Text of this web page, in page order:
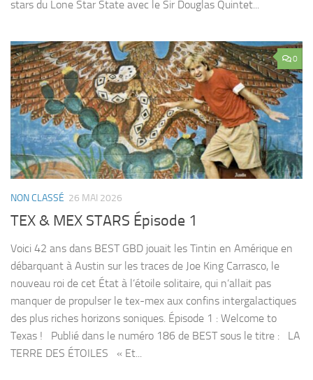
stars du Lone Star State avec le Sir Douglas Quintet...
0
NON CLASSÉ 26 MAI 2026
TEX & MEX STARS Épisode 1
Voici 42 ans dans BEST GBD jouait les Tintin en Amérique en
débarquant à Austin sur les traces de Joe King Carrasco, le
nouveau roi de cet État à l’étoile solitaire, qui n’allait pas
manquer de propulser le tex-mex aux confins intergalactiques
des plus riches horizons soniques. Épisode 1 : Welcome to
Texas ! Publié dans le numéro 186 de BEST sous le titre : LA
TERRE DES ÉTOILES « Et...